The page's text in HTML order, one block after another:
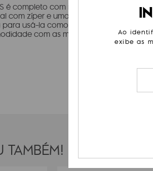
é completo com muitos bolsos internos
com zíper e uma guia para manter
usá-la como uma clássica bolsa
com as mãos livres.
TAMBÉM!
Ao
exibe as